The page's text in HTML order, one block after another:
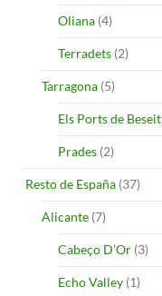
Oliana (4)
Terradets (2)
Tarragona (5)
Els Ports de Beseit
Prades (2)
Resto de España (37)
Alicante (7)
Cabeço D’Or (3)
Echo Valley (1)